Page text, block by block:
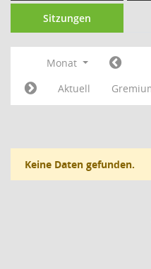
Sitzungen
Monat
Aktuell
Keine Daten gefunden.